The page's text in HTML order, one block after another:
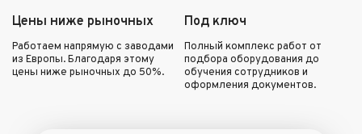
Цены ниже рыночных
Работаем напрямую с заводами
из Европы. Благодаря этому
цены ниже рыночных до 50%.
Под ключ
Полный комплекс работ от
подбора оборудования до
обучения сотрудников и
оформления документов.